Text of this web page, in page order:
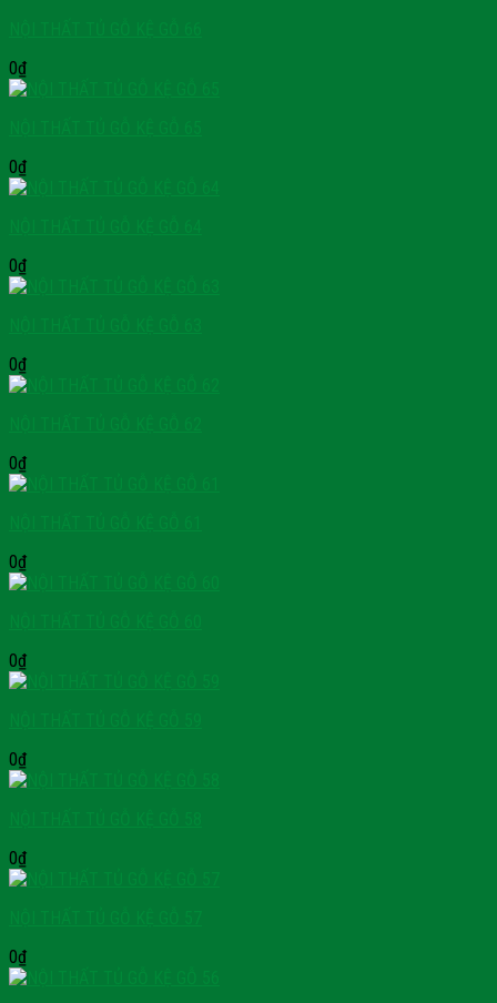
0₫
0₫
0₫
0₫
0₫
0₫
0₫
0₫
0₫
0₫